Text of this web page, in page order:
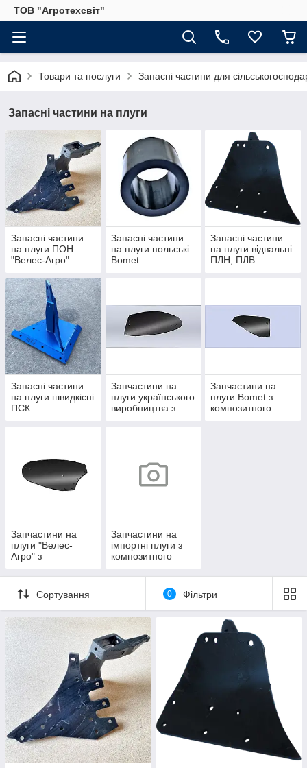
ТОВ "Агротехсвіт"
Товари та послуги Запасні частини для
Запасні частини на плуги
Запасні частини
на плуги ПОН
"Велес-Агро"
Запасні частини
на плуги польські
Bomet
Запасні частини
на плуги відвальні
ПЛН, ПЛВ
Запасні частини
на плуги швидкісні
ПСК
Запчастини на
плуги українського
виробництва з
Запчастини на
плуги Bomet з
композитного
Запчастини на
плуги "Велес-
Агро" з
пластика Текрона
Запчастини на
імпортні плуги з
композитного
Сортування 0 Фільтри